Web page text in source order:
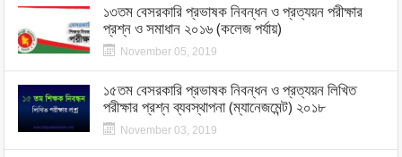
১৩তম বেসরকারি প্রভাষক নিবন্ধন ও প্রত্যয়ন পরীক্ষার
প্রশ্ন ও সমাধান ২০১৬ (কলেজ পর্যায়)
November 05, 2019
১৫তম বেসরকারি প্রভাষক নিবন্ধন ও প্রত্যয়ন লিখিত
পরীক্ষার প্রশ্ন ব্যবস্থাপনা (ম্যানেজমেন্ট) ২০১৮
November 03, 2019